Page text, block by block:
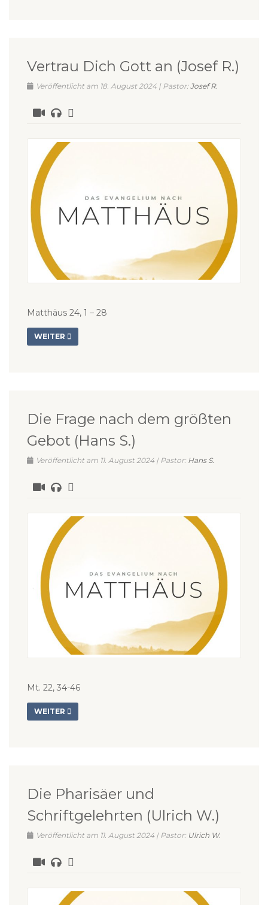
Vertrau Dich Gott an (Josef R.)
Veröffentlicht am 18. August 2024 | Pastor: Josef R.
Matthäus 24, 1 – 28
WEITER
Die Frage nach dem größten
Gebot (Hans S.)
Veröffentlicht am 11. August 2024 | Pastor: Hans S.
Mt. 22, 34-46
WEITER
Die Pharisäer und
Schriftgelehrten (Ulrich W.)
Veröffentlicht am 11. August 2024 | Pastor: Ulrich W.